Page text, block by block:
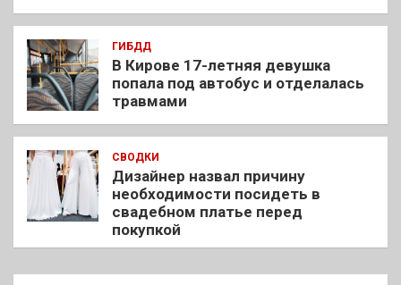
ГИБДД
В Кирове 17-летняя девушка
попала под автобус и отделалась
травмами
СВОДКИ
Дизайнер назвал причину
необходимости посидеть в
свадебном платье перед
покупкой